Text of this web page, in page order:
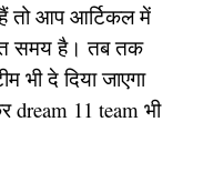
तो आप आर्टिकल में
समय है। तब तक
दे दिया जाएगा
11 team भी